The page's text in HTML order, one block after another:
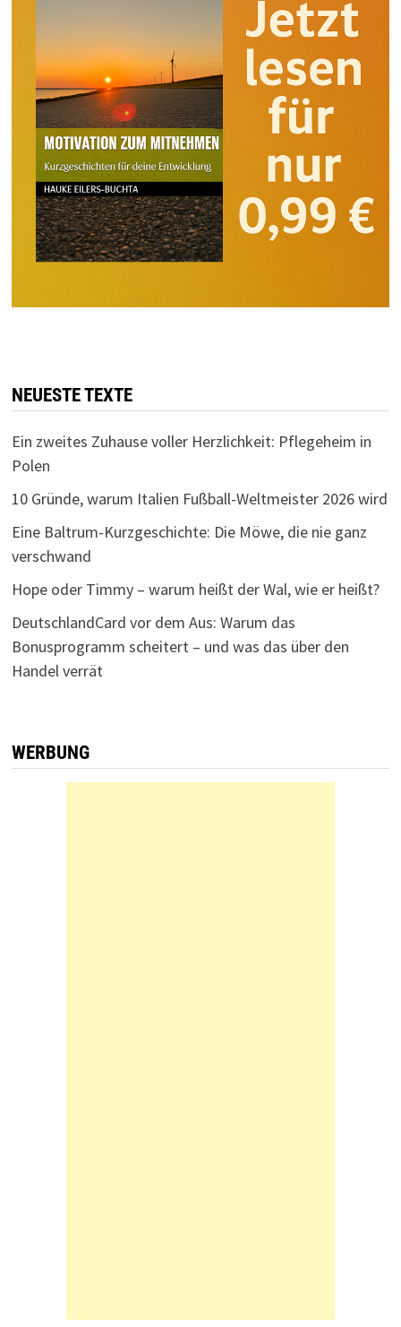
NEUESTE TEXTE
Ein zweites Zuhause voller Herzlichkeit: Pflegeheim in
Polen
10 Gründe, warum Italien Fußball-Weltmeister 2026 wird
Eine Baltrum-Kurzgeschichte: Die Möwe, die nie ganz
verschwand
Hope oder Timmy – warum heißt der Wal, wie er heißt?
DeutschlandCard vor dem Aus: Warum das
Bonusprogramm scheitert – und was das über den
Handel verrät
WERBUNG